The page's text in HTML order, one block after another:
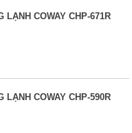
LẠNH COWAY CHP-671R
LẠNH COWAY CHP-590R